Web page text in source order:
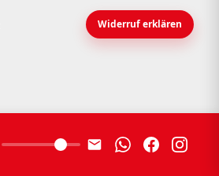
Widerruf erklären